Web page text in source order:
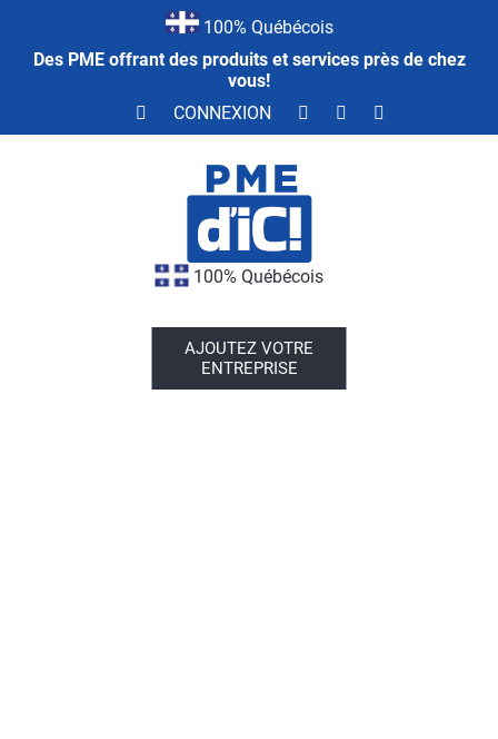
100% Québécois
Des PME offrant des produits et services près de chez
vous!
CONNEXION
100% Québécois
AJOUTEZ VOTRE
ENTREPRISE